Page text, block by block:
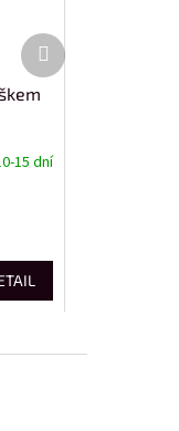
15 dní
Další
produkt